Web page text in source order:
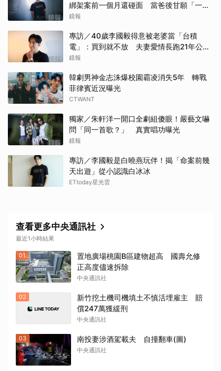
綁架案前一個月還碰面 當爸後甘願「一輩
子」親自接送小孩
鏡報
專訪／40歲李國毅得意被老婆當「台積
電」：買到就不放 夫妻愛情長跑21年公開
「不受誘惑」原因
鏡報
韓劇男神金志洙爆校園霸凌消失5年 轉戰
菲律賓近況曝光
CTWANT
獨家／朱軒洋一開口全劇組傻眼！嚴藝文嚇
問「同一首歌？」 真實唱功曝光
鏡報
專訪／李國毅是白曉燕玩伴！揭「命案前幾
天出遊」從小認識白冰冰
ETtoday星光雲
查看更多中央通訊社
最近1小時結果
01
置地廣場桃園B區建物超高 國壽允修
正高度儘速拆除
中央通訊社
02
新竹挖土機司機填土不慎活埋雇主 賠
償247萬獲緩刑
中央通訊社
03 南投妻涉酒駕載夫 自撞翻車(圖)
中央通訊社
取消